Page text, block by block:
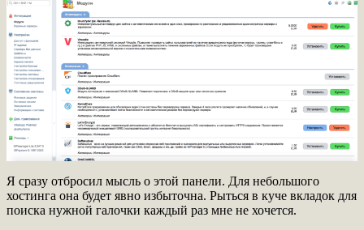
Я сразу отбросил мысль о этой панели. Для небольшого
хостинга она будет явно избыточна. Рыться в куче вкладок для
поиска нужной галочки каждый раз мне не хочется.